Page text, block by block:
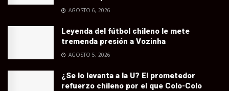
AGOSTO 6, 2026
Leyenda del fútbol chileno le mete
tremenda presión a Vozinha
AGOSTO 5, 2026
¿Se lo levanta a la U? El prometedor
refuerzo chileno por el que Colo-Colo